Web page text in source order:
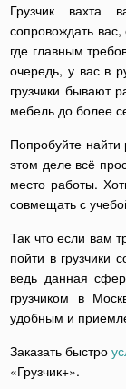
Грузчик вахта
сопровождать
где главным
очередь, у вас в
грузчики бывают
мебель до более
Попробуйте найти
этом деле всё
место работы.
совмещать с
Так что если вам
пойти в грузчики
ведь данная
грузчиком в
удобным и
Заказать быстро
«Грузчик+».